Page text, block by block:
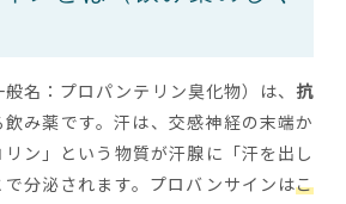
名：プロパンテリン臭化物）は、抗
飲み薬です。汗は、交感神経の末端か
ン」という物質が汗腺に「汗を出し
分泌されます。プロバンサインはこ